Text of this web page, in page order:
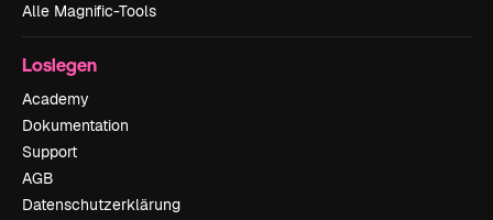
Alle Magnific-Tools
Loslegen
Academy
Dokumentation
Support
AGB
Datenschutzerklärung